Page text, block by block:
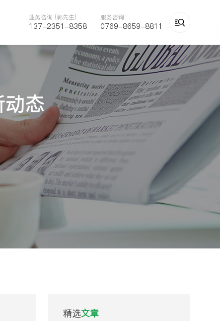
业务咨询 (郭先生)
137-2351-8358
服务咨询
0769-8659-8811 
态
精选文章